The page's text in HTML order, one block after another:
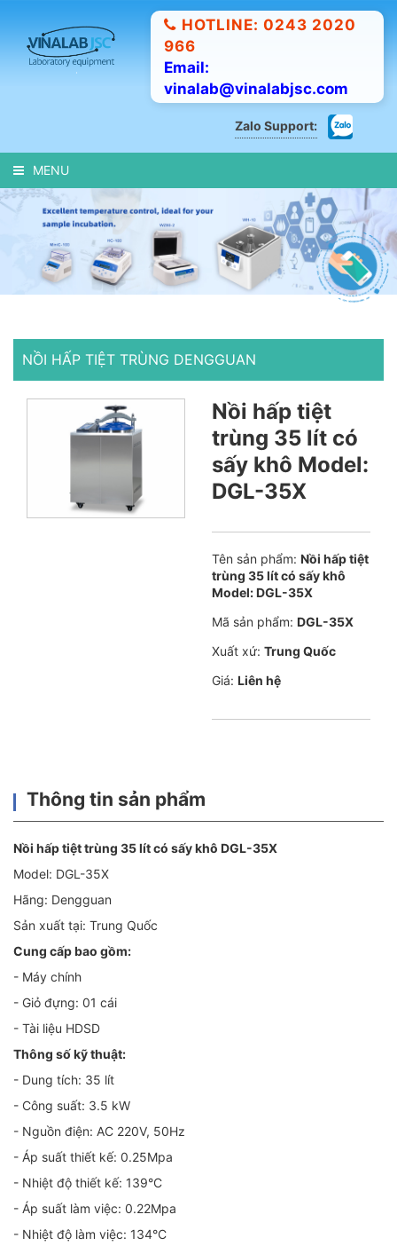
HOTLINE: 0243 2020
966
Email:
vinalab@vinalabjsc.com
Zalo Support:
MENU
NỒI HẤP TIỆT TRÙNG DENGGUAN
Nồi hấp tiệt
trùng 35 lít có
sấy khô Model:
DGL-35X
Tên sản phẩm: Nồi hấp tiệt
trùng 35 lít có sấy khô
Model: DGL-35X
Mã sản phẩm: DGL-35X
Xuất xứ: Trung Quốc
Giá: Liên hệ
Thông tin sản phẩm
Nồi hấp tiệt trùng 35 lít có sấy khô DGL-35X
Model: DGL-35X
Hãng: Dengguan
Sản xuất tại: Trung Quốc
Cung cấp bao gồm:
- Máy chính
- Giỏ đựng: 01 cái
- Tài liệu HDSD
Thông số kỹ thuật:
- Dung tích: 35 lít
- Công suất: 3.5 kW
- Nguồn điện: AC 220V, 50Hz
- Áp suất thiết kế: 0.25Mpa
- Nhiệt độ thiết kế: 139°C
- Áp suất làm việc: 0.22Mpa
- Nhiệt độ làm việc: 134°C